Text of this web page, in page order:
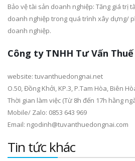
Bảo vệ tài sản doanh nghiệp: Tăng giá trị
doanh nghiệp trong quá trình xây dựng/
doanh nghiệp.
Công ty TNHH Tư Vấn
website: tuvanthuedongnai.net
O.50, Đồng Khởi, KP.3, P.Tam Hòa, Biên
Thời gian làm việc (Từ 8h đến 17h hằng
Mobile/ Zalo: 0853 643 969
Email: ngodinh@tuvanthuedongnai.com
Tin tức khác